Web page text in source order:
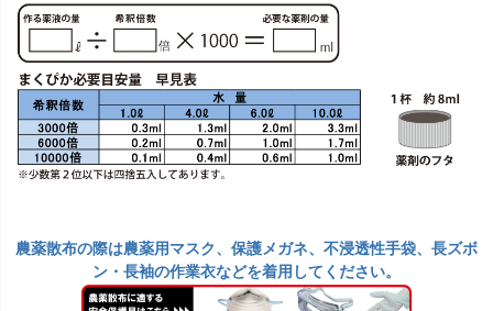
農薬散布の際は農薬用マスク、保護メガネ、不浸透性手袋、長ズボ
ン・長袖の作業衣などを着用してください。